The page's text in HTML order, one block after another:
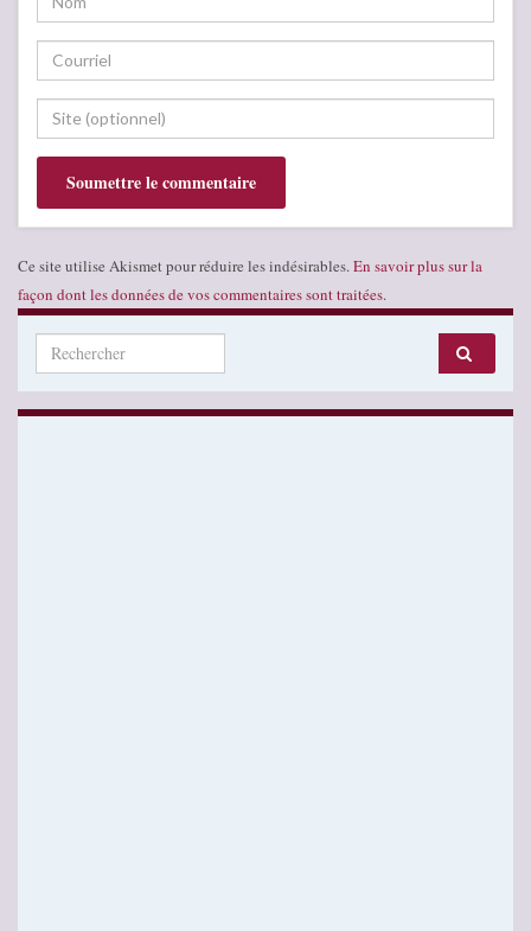
Ce site utilise Akismet pour réduire les indésirables. En savoir plus sur la
façon dont les données de vos commentaires sont traitées.
Search for: